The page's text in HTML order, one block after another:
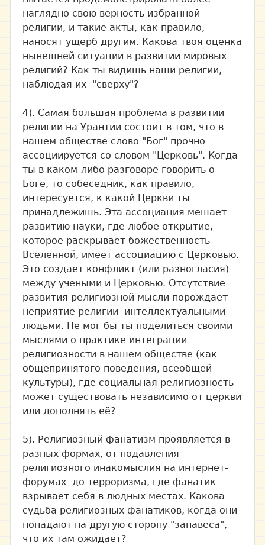
наглядно свою верность избранной
религии, и такие акты, как правило,
наносят ущерб другим. Какова твоя оценка
нынешней ситуации в развитии мировых
религий? Как ты видишь наши религии,
наблюдая их "сверху"?
4). Самая большая проблема в развитии
религии на Урантии состоит в том, что в
нашем обществе слово "Бог" прочно
ассоциируется со словом "Церковь". Когда
ты в каком-либо разговоре говорить о
Боге, то собеседник, как правило,
интересуется, к какой Церкви ты
принадлежишь. Эта ассоциация мешает
развитию науки, где любое открытие,
которое раскрывает божественность
Вселенной, имеет ассоциацию с Церковью.
Это создает конфликт (или разногласия)
между учеными и Церковью. Отсутствие
развития религиозной мысли порождает
неприятие религии интеллектуальными
людьми. Не мог бы ты поделиться своими
мыслями о практике интеграции
религиозности в нашем обществе (как
общепринятого поведения, всеобщей
культуры), где социальная религиозность
может существовать независимо от церкви
или дополнять её?
5). Религиозный фанатизм проявляется в
разных формах, от подавления
религиозного инакомыслия на интернет-
форумах до терроризма, где фанатик
взрывает себя в людных местах. Какова
судьба религиозных фанатиков, когда они
попадают на другую сторону "занавеса",
что их там ожидает?